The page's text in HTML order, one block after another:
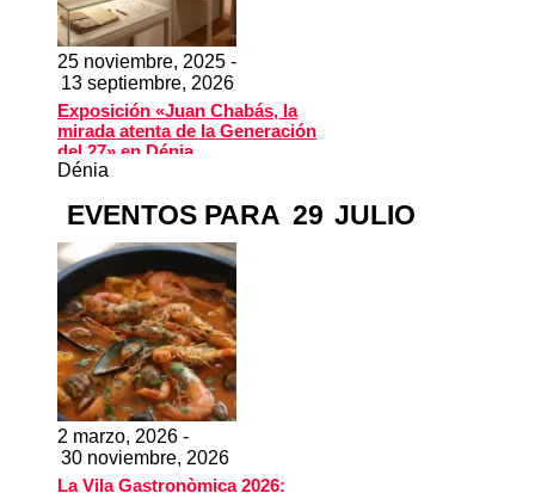
25 noviembre, 2025 -
13 septiembre, 2026
Exposición «Juan Chabás, la
mirada atenta de la Generación
del 27» en Dénia
Dénia
EVENTOS PARA 29 JULIO
2 marzo, 2026 -
30 noviembre, 2026
La Vila Gastronòmica 2026: